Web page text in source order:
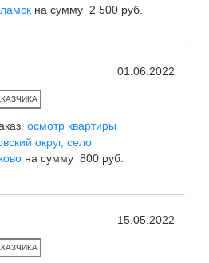
на сумму 2 500 руб.
01.06.2022
осмотр квартиры
округ, село
на сумму 800 руб.
15.05.2022